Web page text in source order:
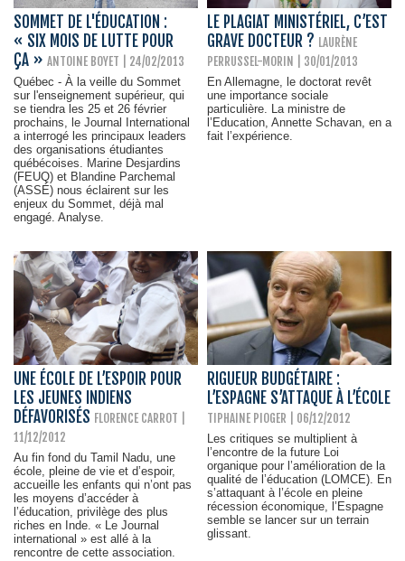
SOMMET DE L'ÉDUCATION :
« SIX MOIS DE LUTTE POUR
ÇA » ANTOINE BOYET | 24/02/2013
Québec - À la veille du Sommet
sur l'enseignement supérieur, qui
se tiendra les 25 et 26 février
prochains, le Journal International
a interrogé les principaux leaders
des organisations étudiantes
québécoises. Marine Desjardins
(FEUQ) et Blandine Parchemal
(ASSÉ) nous éclairent sur les
enjeux du Sommet, déjà mal
engagé. Analyse.
LE PLAGIAT MINISTÉRIEL, C’EST
GRAVE DOCTEUR ? LAURÈNE
PERRUSSEL-MORIN
| 30/01/2013
En Allemagne, le doctorat revêt
une importance sociale
particulière. La ministre de
l’Education, Annette Schavan, en a
fait l’expérience.
UNE ÉCOLE DE L’ESPOIR POUR
LES JEUNES INDIENS
DÉFAVORISÉS FLORENCE CARROT
11/12/2012
Au fin fond du Tamil Nadu, une
école, pleine de vie et d’espoir,
accueille les enfants qui n’ont pas
les moyens d’accéder à
l’éducation, privilège des plus
riches en Inde. « Le Journal
international » est allé à la
rencontre de cette association.
RIGUEUR BUDGÉTAIRE :
L’ESPAGNE S’ATTAQUE À L’ÉCOLE
TIPHAINE PIOGER | 06/12/2012
Les critiques se multiplient à
l’encontre de la future Loi
organique pour l’amélioration de la
qualité de l’éducation (LOMCE). En
s’attaquant à l’école en pleine
récession économique, l’Espagne
semble se lancer sur un terrain
glissant.